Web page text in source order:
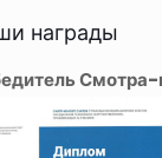
награды
Смотра-